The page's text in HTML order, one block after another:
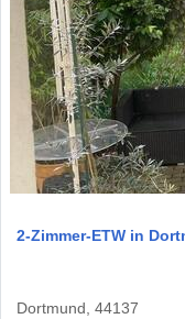
2-Zimmer-ETW in
Dortmund, 44137